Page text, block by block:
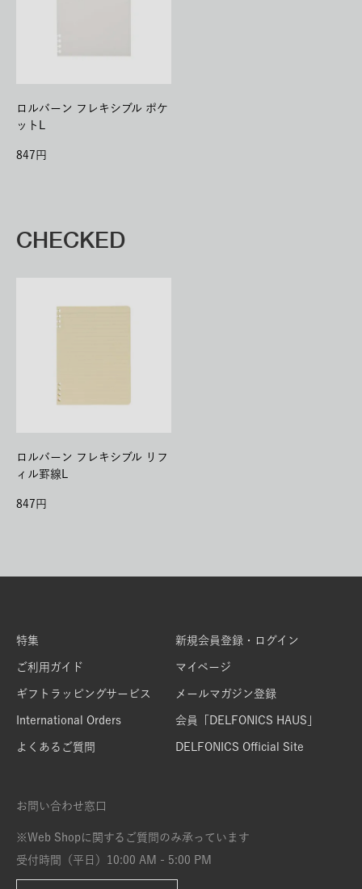
ロルバーン フレキシブル ポケ
ットL
847
CHECKED
ロルバーン フレキシブル リフ
ィル罫線L
847
特集
ご利用ガイド
ギフトラッピングサービス
International Orders
よくあるご質問
新規会員登録・ログイン
マイページ
メールマガジン登録
会員「DELFONICS HAUS」
DELFONICS Official Site
お問い合わせ窓口
※Web Shopに関するご質問のみ承っています
受付時間（平日）10:00 AM - 5:00 PM